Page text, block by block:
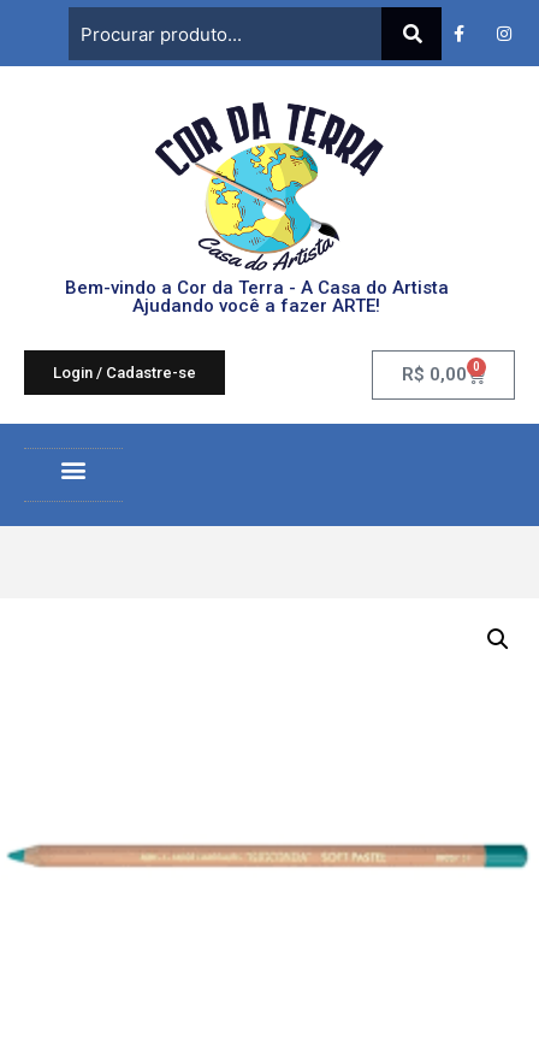
Bem-vindo a Cor da Terra - A Casa do Artista
Ajudando você a fazer ARTE!
Login / Cadastre-se R$ 0,00 0